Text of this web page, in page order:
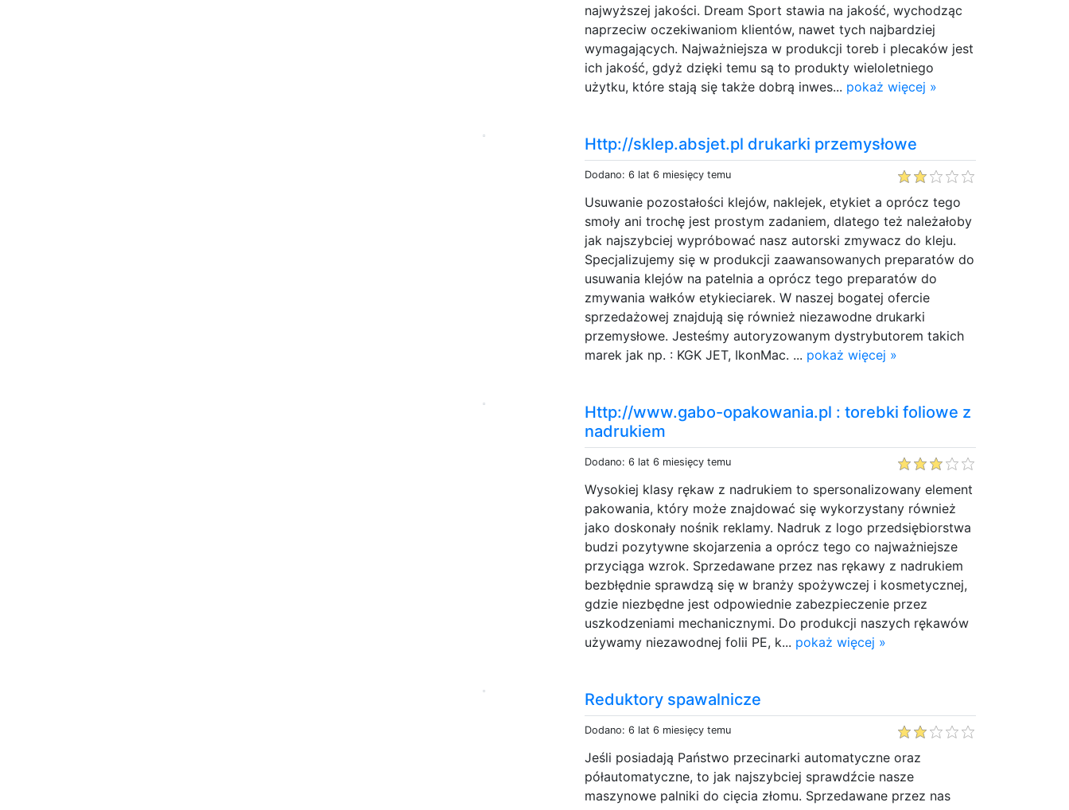
najwyższej jakości. Dream Sport stawia na jakość, wychodząc
naprzeciw oczekiwaniom klientów, nawet tych najbardziej
wymagających. Najważniejsza w produkcji toreb i plecaków jest
ich jakość, gdyż dzięki temu są to produkty wieloletniego
użytku, które stają się także dobrą inwes... pokaż więcej »
Http://sklep.absjet.pl drukarki przemysłowe
Dodano: 6 lat 6 miesięcy temu
Usuwanie pozostałości klejów, naklejek, etykiet a oprócz tego
smoły ani trochę jest prostym zadaniem, dlatego też należałoby
jak najszybciej wypróbować nasz autorski zmywacz do kleju.
Specjalizujemy się w produkcji zaawansowanych preparatów do
usuwania klejów na patelnia a oprócz tego preparatów do
zmywania wałków etykieciarek. W naszej bogatej ofercie
sprzedażowej znajdują się również niezawodne drukarki
przemysłowe. Jesteśmy autoryzowanym dystrybutorem takich
marek jak np. : KGK JET, IkonMac. ... pokaż więcej »
Http://www.gabo-opakowania.pl : torebki foliowe z
nadrukiem
Dodano: 6 lat 6 miesięcy temu
Wysokiej klasy rękaw z nadrukiem to spersonalizowany element
pakowania, który może znajdować się wykorzystany również
jako doskonały nośnik reklamy. Nadruk z logo przedsiębiorstwa
budzi pozytywne skojarzenia a oprócz tego co najważniejsze
przyciąga wzrok. Sprzedawane przez nas rękawy z nadrukiem
bezbłędnie sprawdzą się w branży spożywczej i kosmetycznej,
gdzie niezbędne jest odpowiednie zabezpieczenie przez
uszkodzeniami mechanicznymi. Do produkcji naszych rękawów
używamy niezawodnej folii PE, k... pokaż więcej »
Reduktory spawalnicze
Dodano: 6 lat 6 miesięcy temu
Jeśli posiadają Państwo przecinarki automatyczne oraz
półautomatyczne, to jak najszybciej sprawdźcie nasze
maszynowe palniki do cięcia złomu. Sprzedawane przez nas